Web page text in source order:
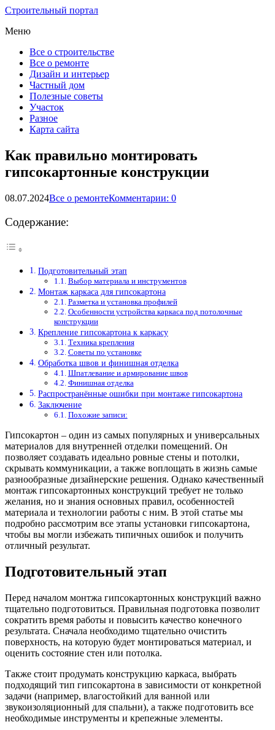
Строительный портал
Меню
Все о строительстве
Все о ремонте
Дизайн и интерьер
Частный дом
Полезные советы
Участок
Разное
Карта сайта
Как правильно монтировать
гипсокартонные конструкции
08.07.2024Все о ремонтеКомментарии: 0
Содержание:
Подготовительный этап
Выбор материала и инструментов
Монтаж каркаса для гипсокартона
Разметка и установка профилей
Особенности устройства каркаса под потолочные
конструкции
Крепление гипсокартона к каркасу
Техника крепления
Советы по установке
Обработка швов и финишная отделка
Шпатлевание и армирование швов
Финишная отделка
Распространённые ошибки при монтаже гипсокартона
Заключение
Похожие записи:
Гипсокартон – один из самых популярных и универсальных
материалов для внутренней отделки помещений. Он
позволяет создавать идеально ровные стены и потолки,
скрывать коммуникации, а также воплощать в жизнь самые
разнообразные дизайнерские решения. Однако качественный
монтаж гипсокартонных конструкций требует не только
желания, но и знания основных правил, особенностей
материала и технологии работы с ним. В этой статье мы
подробно рассмотрим все этапы установки гипсокартона,
чтобы вы могли избежать типичных ошибок и получить
отличный результат.
Подготовительный этап
Перед началом монтжа гипсокартонных конструкций важно
тщательно подготовиться. Правильная подготовка позволит
сократить время работы и повысить качество конечного
результата. Сначала необходимо тщательно очистить
поверхность, на которую будет монтироваться материал, и
оценить состояние стен или потолка.
Также стоит продумать конструкцию каркаса, выбрать
подходящий тип гипсокартона в зависимости от конкретной
задачи (например, влагостойкий для ванной или
звукоизоляционный для спальни), а также подготовить все
необходимые инструменты и крепежные элементы.